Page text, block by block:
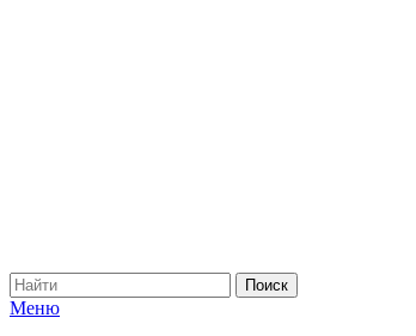
Меню